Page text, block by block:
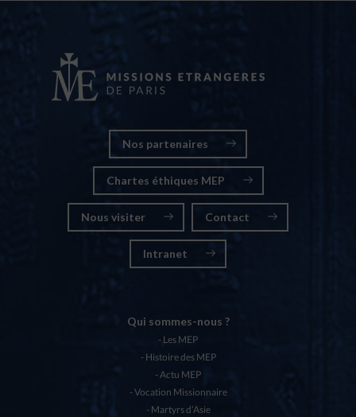
Nos partenaires
Chartes éthiques MEP
Nous visiter Contact
Intranet
Qui sommes-nous ?
Les MEP
Histoire des MEP
Actu MEP
Vocation Missionnaire
Martyrs d’Asie